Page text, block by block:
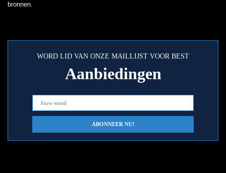
bronnen.
WORD LID VAN ONZE MAILLIJST VOOR BEST
Aanbiedingen